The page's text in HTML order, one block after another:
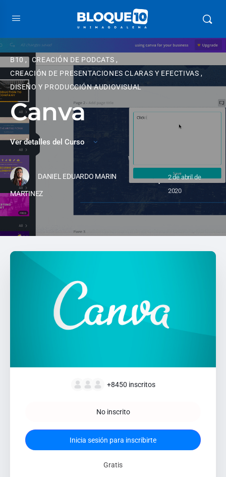
B10 , CREACIÓN DE PODCATS ,
CREACIÓN DE PRESENTACIONES CLARAS Y EFECTIVAS,
DISEÑO Y PRODUCCIÓN AUDIOVISUAL
Canva
Ver detalles del Curso
DANIEL EDUARDO MARIN
MARTINEZ
·
2 de abril de
2020
+8450 inscritos
No inscrito
Inicia sesión para inscribirte
Gratis